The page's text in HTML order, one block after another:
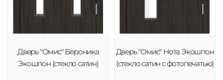
Дверь "Омис" Вероника
Экошпон (стекло сатин)
Дверь "Омис" Нота Экошпон
(стекло сатин с фотопечатью)